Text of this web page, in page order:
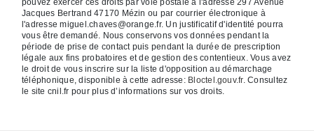
pouvez exercer ces droits par voie postale à l'adresse 297 Avenue
Jacques Bertrand 47170 Mézin ou par courrier électronique à
l'adresse miguel.chaves@orange.fr. Un justificatif d'identité pourra
vous être demandé. Nous conservons vos données pendant la
période de prise de contact puis pendant la durée de prescription
légale aux fins probatoires et de gestion des contentieux. Vous avez
le droit de vous inscrire sur la liste d'opposition au démarchage
téléphonique, disponible à cette adresse: Bloctel.gouv.fr. Consultez
le site cnil.fr pour plus d’informations sur vos droits.